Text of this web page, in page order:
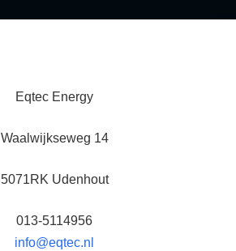
Eqtec Energy
Waalwijkseweg 14
5071RK Udenhout
013-5114956
info@eqtec.nl